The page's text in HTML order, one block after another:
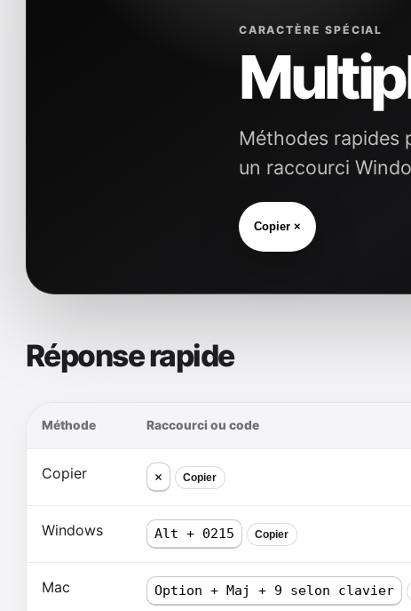
CARACTÈRE SPÉCIAL
Méthodes rapides
un raccourci
Copier ×
Réponse rapide
Méthode Raccourci ou code
Copier × Copier
Windows Alt + 0215 Copier
Mac Option + Maj + 9 selon clavier